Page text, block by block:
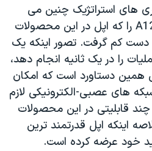
های استراتژیک چنین می
را که اپل در این محصولات
دست کم گرفت. تصور اینکه یک
را در یک ثانیه انجام دهد،
همین دستاورد است که امکان
های عصبی-الکترونیکی لازم
قابلیتی در این محصولات
اینکه اپل قدرتمند ترین
خود عرضه کرده است.